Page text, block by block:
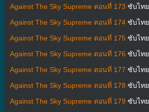
Against The Sky Supreme ตอนที่ 173 ซับไทย
Against The Sky Supreme ตอนที่ 174ซับไทย
Against The Sky Supreme ตอนที่ 175ซับไทย
Against The Sky Supreme ตอนที่ 176 ซับไทย
Against The Sky Supreme ตอนที่ 177 ซับไทย
Against The Sky Supreme ตอนที่ 178 ซับไทย
Against The Sky Supreme ตอนที่ 179 ซับไทย